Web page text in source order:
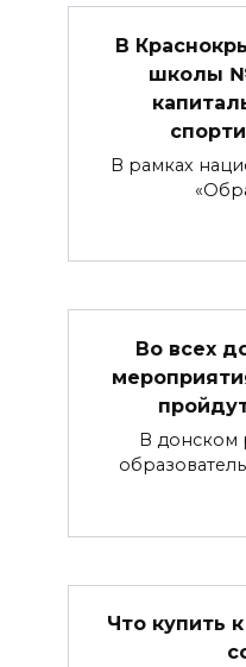
В
школы
В рамках
Во всех
В донском
Что купить